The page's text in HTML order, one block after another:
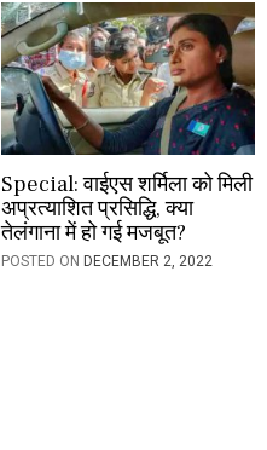
Special: वाईएस शर्मिला को मिली
अप्रत्याशित प्रसिद्धि, क्या
तेलंगाना में हो गई मजबूत?
POSTED ONDECEMBER 2, 2022